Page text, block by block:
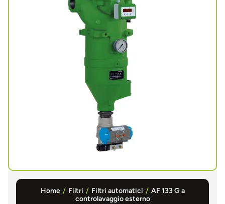
Home / Filtri / Filtri automatici / AF 133 G a
controlavaggio esterno